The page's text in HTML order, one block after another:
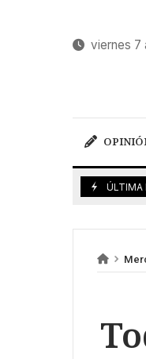
viernes 7
ÚLTIMA
6 De